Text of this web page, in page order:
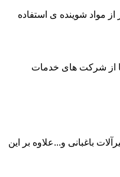
مواد شوینده ی استفاده
از شرکت های خدمات
باغبانی و...علاوه بر این